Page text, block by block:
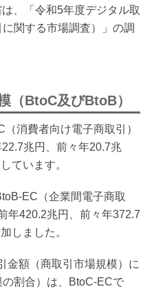
、「令和5年度デジタル取
関する市場調査）」の調
（BtoC及びBtoB）
消費者向け電子商取引）
兆円、前々年20.7兆
ています。
EC（企業間電子商取
年420.2兆円、前々年372.7
しました。
金額（商取引市場規模）に
割合）は、BtoC-ECで